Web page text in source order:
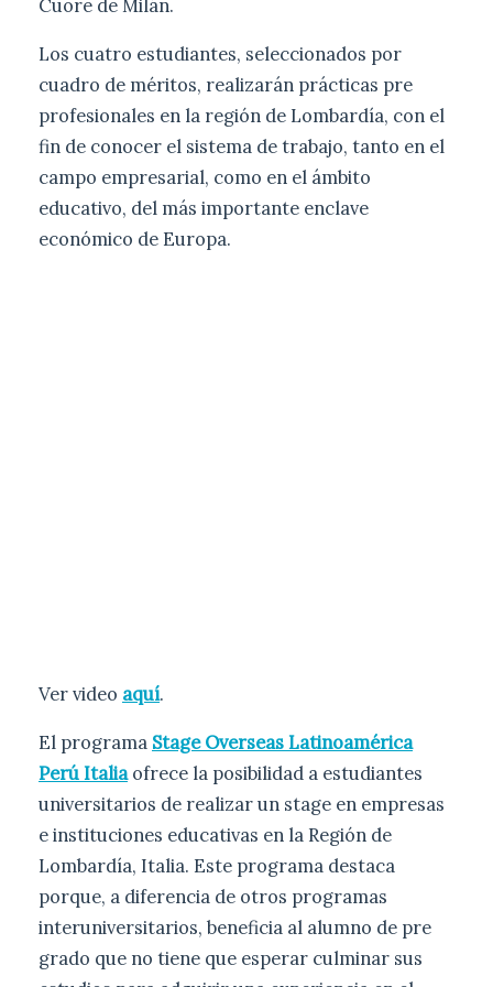
Cuore de Milán.
Los cuatro estudiantes, seleccionados por
cuadro de méritos, realizarán prácticas pre
profesionales en la región de Lombardía, con el
fin de conocer el sistema de trabajo, tanto en el
campo empresarial, como en el ámbito
educativo, del más importante enclave
económico de Europa.
Ver video aquí.
El programa Stage Overseas Latinoamérica
Perú Italiaofrece la posibilidad a estudiantes
universitarios de realizar un stage en empresas
e instituciones educativas en la Región de
Lombardía, Italia. Este programa destaca
porque, a diferencia de otros programas
interuniversitarios, beneficia al alumno de pre
grado que no tiene que esperar culminar sus